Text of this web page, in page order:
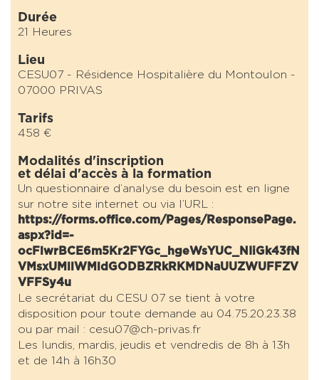
Durée
21 Heures
Lieu
CESU07 - Résidence Hospitalière du Montoulon -
07000 PRIVAS
Tarifs
458 €
Modalités d'inscription
et délai d'accès à la formation
Un questionnaire d’analyse du besoin est en ligne
sur notre site internet ou via l’URL :
https://forms.office.com/Pages/ResponsePage.
aspx?id=-
ocFlwrBCE6m5Kr2FYGc_hgeWsYUC_NIiGk43fN
VMsxUMllWMldGODBZRkRKMDNaUUZWUFFZV
VFFSy4u
Le secrétariat du CESU 07 se tient à votre
disposition pour toute demande au 04.75.20.23.38
ou par mail : cesu07@ch-privas.fr
Les lundis, mardis, jeudis et vendredis de 8h à 13h
et de 14h à 16h30